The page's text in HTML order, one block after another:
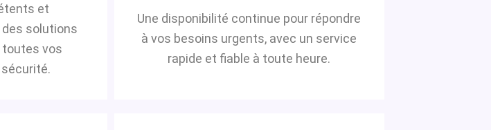
et
solutions
vos
Une disponibilité continue pour répondre
à vos besoins urgents, avec un service
rapide et fiable à toute heure.